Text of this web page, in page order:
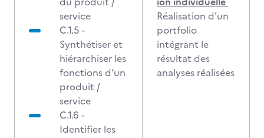
service
C.1.5 -
Synthétiser et
hiérarchiser les
fonctions d’un
produit /
service
C.1.6 -
Identifier les
Réalisation d'un
portfolio
intégrant le
résultat des
analyses réalisées